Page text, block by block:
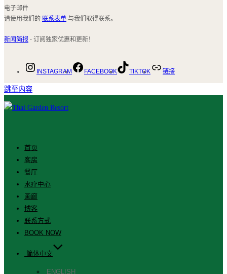
电子邮件
请使用我们的 联系表单 与我们取得联系。
新闻简报 - 订阅独家优惠和更新！
INSTAGRAM FACEBOOK TIKTOK 链接
跳至内容
首页
客房
餐厅
水疗中心
画廊
博客
联系方式
BOOK NOW
简体中文
ENGLISH